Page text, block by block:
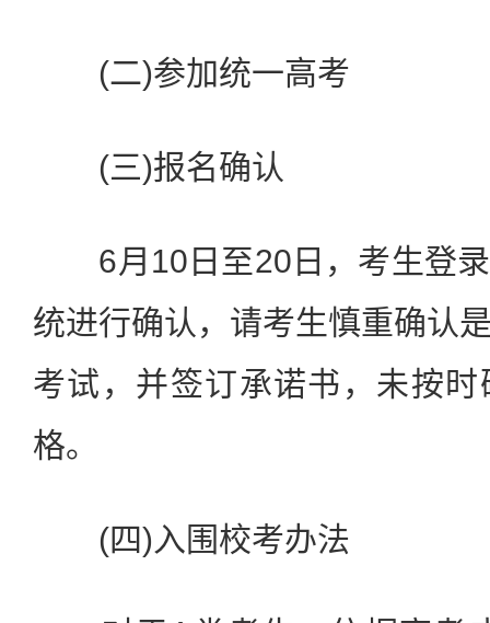
(二)参加统一高考
(三)报名确认
6月10日至20日，考生登录
统进行确认，请考生慎重确认
考试，并签订承诺书，未按
格。
(四)入围校考办法